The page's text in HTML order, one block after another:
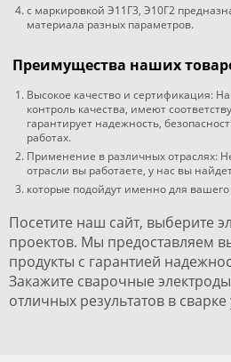
с маркировкой Э11Г3, Э10Г2
материала разных параметров.
Преимущества наших
Высокое качество и сертификация:
контроль качества, имеют
гарантирует надежность,
работах.
Применение в различных отраслях:
отрасли вы работаете, у нас вы
которые подойдут именно для вашего
Посетите наш сайт, выберите
проектов. Мы предоставляем
продукты с гарантией
Закажите сварочные
отличных результатов в